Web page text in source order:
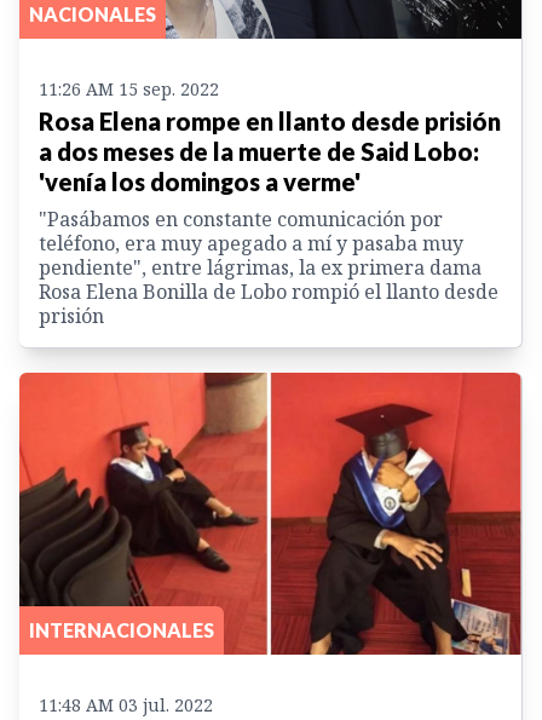
NACIONALES
11:26 AM 15 sep. 2022
Rosa Elena rompe en llanto desde prisión
a dos meses de la muerte de Said Lobo:
'venía los domingos a verme'
"Pasábamos en constante comunicación por
teléfono, era muy apegado a mí y pasaba muy
pendiente", entre lágrimas, la ex primera dama
Rosa Elena Bonilla de Lobo rompió el llanto desde
prisión
INTERNACIONALES
11:48 AM 03 jul. 2022